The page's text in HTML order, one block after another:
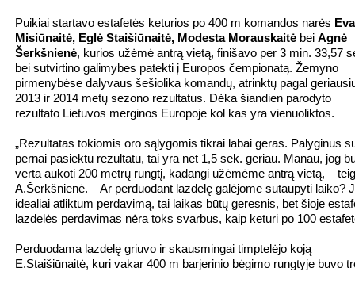
Puikiai startavo estafetės keturios po 400 m komandos narės Eva
Misiūnaitė, Eglė Staišiūnaitė, Modesta Morauskaitė bei Agnė
Šerkšnienė, kurios užėmė antrą vietą, finišavo per 3 min. 33,57
bei sutvirtino galimybes patekti į Europos čempionatą. Žemyno
pirmenybėse dalyvaus šešiolika komandų, atrinktų pagal
2013 ir 2014 metų sezono rezultatus. Dėka šiandien parodyto
rezultato Lietuvos merginos Europoje kol kas yra vienuoliktos.
„Rezultatas tokiomis oro sąlygomis tikrai labai geras. Palyginus
pernai pasiektu rezultatu, tai yra net 1,5 sek. geriau. Manau, jog
verta aukoti 200 metrų rungtį, kadangi užėmėme antrą vietą, –
A.Šerkšnienė. – Ar perduodant lazdelę galėjome sutaupyti laiko?
idealiai atliktum perdavimą, tai laikas būtų geresnis, bet šioje
lazdelės perdavimas nėra toks svarbus, kaip keturi po 100
Perduodama lazdelę griuvo ir skausmingai timptelėjo koją
E.Staišiūnaitė, kuri vakar 400 m barjerinio bėgimo rungtyje buvo